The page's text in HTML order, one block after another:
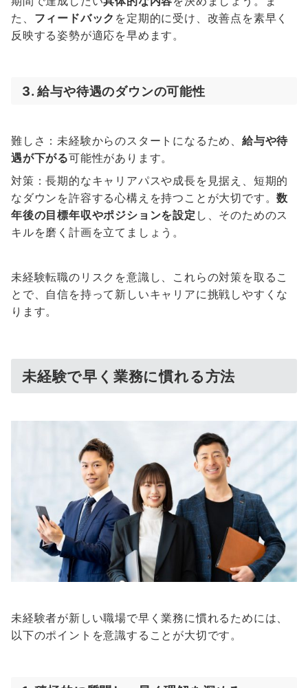
た、 フィードバック を定期的に受け、改善点を素早く
反映する姿勢が適応を早めます。
3. 給与や待遇のダウンの可能性
難しさ：未経験からのスタートになるため、 給与や待
遇が下がる可能性があります。
対策：長期的なキャリアパスや成長を見据え、短期的
なダウンを許容する心構えを持つことが大切です。数
年後の目標年収やポジションを設定 し、そのためのス
キルを磨く計画を立てましょう。
未経験転職のリスクを意識し、これらの対策を取るこ
とで、自信を持って新しいキャリアに挑戦しやすくな
ります。
未経験で早く業務に慣れる方法
未経験者が新しい職場で早く業務に慣れるためには、
以下のポイントを意識することが大切です。